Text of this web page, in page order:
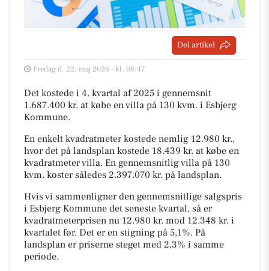
Del artikel
Fredag d. 22. maj 2026 - kl. 08:47
Det kostede i 4. kvartal af 2025 i gennemsnit
1.687.400 kr. at købe en villa på 130 kvm. i Esbjerg
Kommune.
En enkelt kvadratmeter kostede nemlig 12.980 kr.,
hvor det på landsplan kostede 18.439 kr. at købe en
kvadratmeter villa. En gennemsnitlig villa på 130
kvm. koster således 2.397.070 kr. på landsplan.
Hvis vi sammenligner den gennemsnitlige salgspris
i Esbjerg Kommune det seneste kvartal, så er
kvadratmeterprisen nu 12.980 kr. mod 12.348 kr. i
kvartalet før. Det er en stigning på 5,1%. På
landsplan er priserne steget med 2,3% i samme
periode.